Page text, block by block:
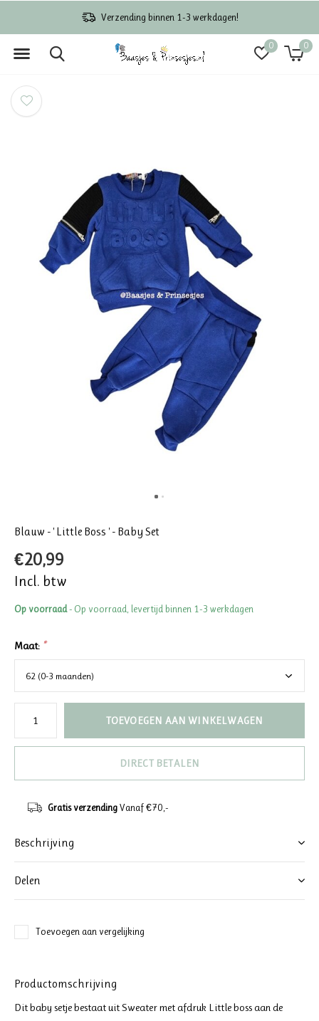
0 0
Verzending binnen 1-3 werkdagen!
Blauw - ' Little Boss ' - Baby Set
€20,99
Incl. btw
Op voorraad- Op voorraad, levertijd binnen 1-3 werkdagen
Maat: *
TOEVOEGEN AAN WINKELWAGEN
DIRECT BETALEN
Gratis verzendingVanaf €70,-
Beschrijving
Delen
Toevoegen aan vergelijking
Productomschrijving
Dit baby setje bestaat uit Sweater met afdruk Little boss aan de